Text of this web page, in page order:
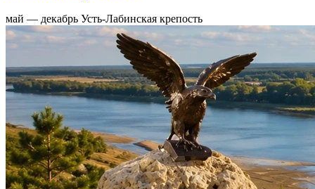
май — декабрь Усть-Лабинская крепость